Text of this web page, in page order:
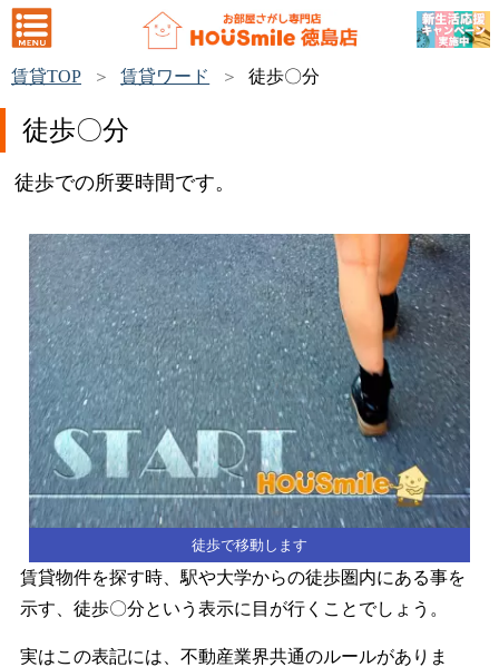
賃貸TOP 賃貸ワード 徒歩〇分
徒歩〇分
徒歩での所要時間です。
徒歩で移動します
賃貸物件を探す時、駅や大学からの徒歩圏内にある事を
示す、徒歩〇分という表示に目が行くことでしょう。
実はこの表記には、不動産業界共通のルールがありま